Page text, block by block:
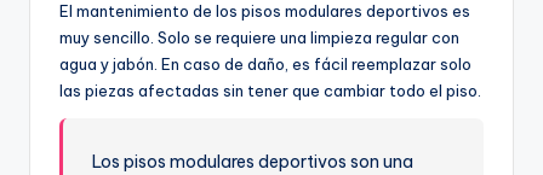
El mantenimiento de los pisos modulares deportivos es
muy sencillo. Solo se requiere una limpieza regular con
agua y jabón. En caso de daño, es fácil reemplazar solo
las piezas afectadas sin tener que cambiar todo el piso.
Los pisos modulares deportivos son una